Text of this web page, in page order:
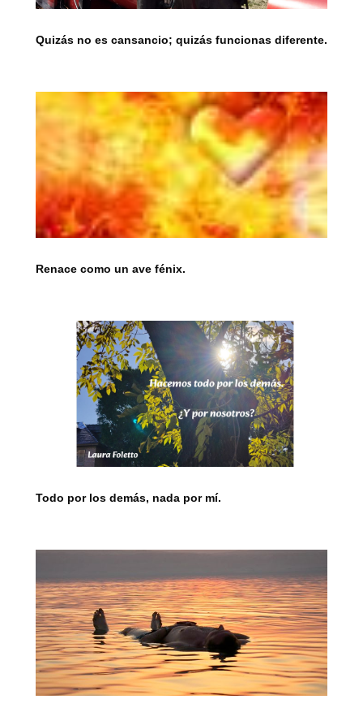
Quizás no es cansancio; quizás funcionas diferente.
Renace como un ave fénix.
Todo por los demás, nada por mí.